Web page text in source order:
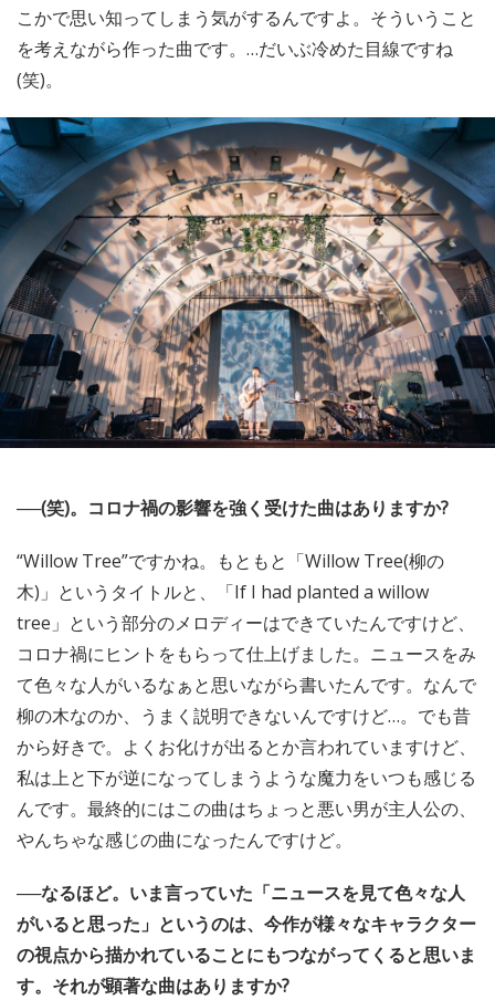
こかで思い知ってしまう気がするんですよ。そういうこと
を考えながら作った曲です。…だいぶ冷めた目線ですね
(笑)。
──(笑)。コロナ禍の影響を強く受けた曲はありますか?
“Willow Tree”ですかね。もともと「Willow Tree(柳の
木)」というタイトルと、「If I had planted a willow
tree」という部分のメロディーはできていたんですけど、
コロナ禍にヒントをもらって仕上げました。ニュースをみ
て色々な人がいるなぁと思いながら書いたんです。なんで
柳の木なのか、うまく説明できないんですけど…。でも昔
から好きで。よくお化けが出るとか言われていますけど、
私は上と下が逆になってしまうような魔力をいつも感じる
んです。最終的にはこの曲はちょっと悪い男が主人公の、
やんちゃな感じの曲になったんですけど。
──なるほど。いま言っていた「ニュースを見て色々な人
がいると思った」というのは、今作が様々なキャラクター
の視点から描かれていることにもつながってくると思いま
す。それが顕著な曲はありますか?